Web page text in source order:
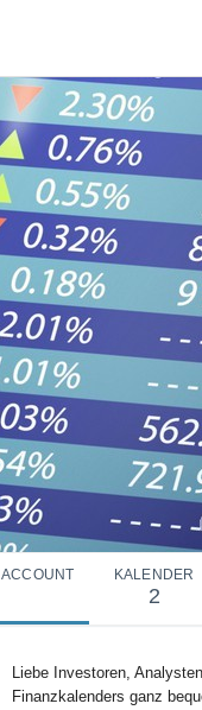
ACCOUNT KALENDER
2
Liebe Investoren,
Finanzkalenders ganz